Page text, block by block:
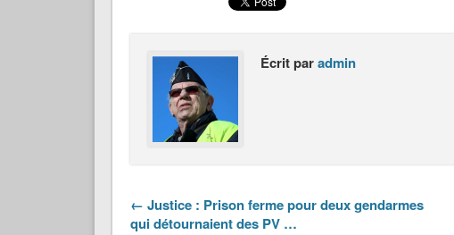
Écrit paradmin
← Justice : Prison ferme pour deux gendarmes
qui détournaient des PV …